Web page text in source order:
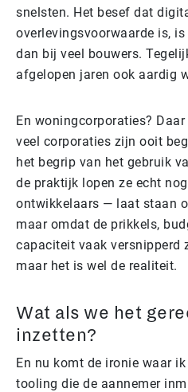
snelsten. Het besef dat
overlevingsvoorwaarde is,
dan bij veel bouwers.
afgelopen jaren ook aardig
En woningcorporaties?
veel corporaties zijn ooit
het begrip van het gebruik
de praktijk lopen ze echt
ontwikkelaars — laat staan
maar omdat de prikkels,
capaciteit vaak versnipperd
maar het is wel de realiteit.
Wat als we het
inzetten?
En nu komt de ironie waar
tooling die de aannemer